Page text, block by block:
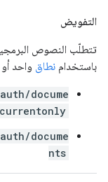
التفويض
تتطلّب النصوص
باستخدام نطاق واحد أو
docume
docume
nts